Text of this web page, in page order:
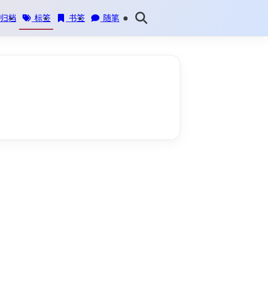
归档 标签 书签 随笔